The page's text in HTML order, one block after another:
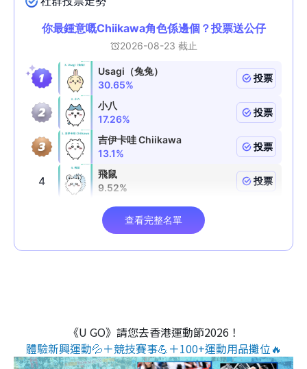
《U GO》請您去香港運動節2026！
體驗新興運動💦＋競技賽事💪＋100+運動用品攤位🔥